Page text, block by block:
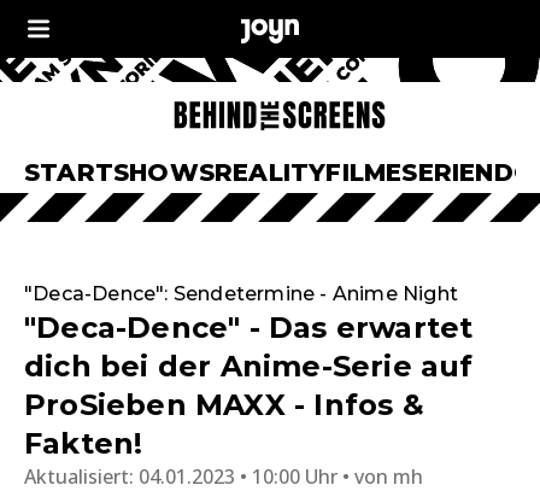
STARTSHOWSREALITYFILMESERIEN
"Deca-Dence": Sendetermine - Anime Night
"Deca-Dence" - Das erwartet
dich bei der Anime-Serie auf
ProSieben MAXX - Infos &
Fakten!
Aktualisiert: 04.01.2023 • 10:00 Uhr von mh